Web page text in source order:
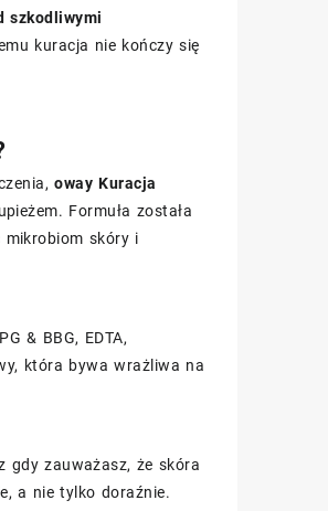
szkodliwymi
kuracja nie kończy się
oway Kuracja
Formuła została
mikrobiom skóry i
& BBG, EDTA,
która bywa wrażliwa na
gdy zauważasz, że skóra
a nie tylko doraźnie.